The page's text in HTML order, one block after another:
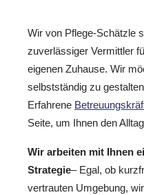
Wir von Pflege-Schätzle
zuverlässiger Vermittler
eigenen Zuhause. Wir
selbstständig zu
Erfahrene
Seite, um Ihnen den
Wir arbeiten mit Ihnen
Strategie– Egal, ob
vertrauten Umgebung,